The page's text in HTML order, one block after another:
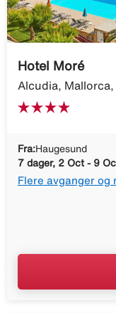
Hotel Moré
Alcudia,
Fra:Haugesund
7 dager, 2 Oct - 9
Flere avganger og